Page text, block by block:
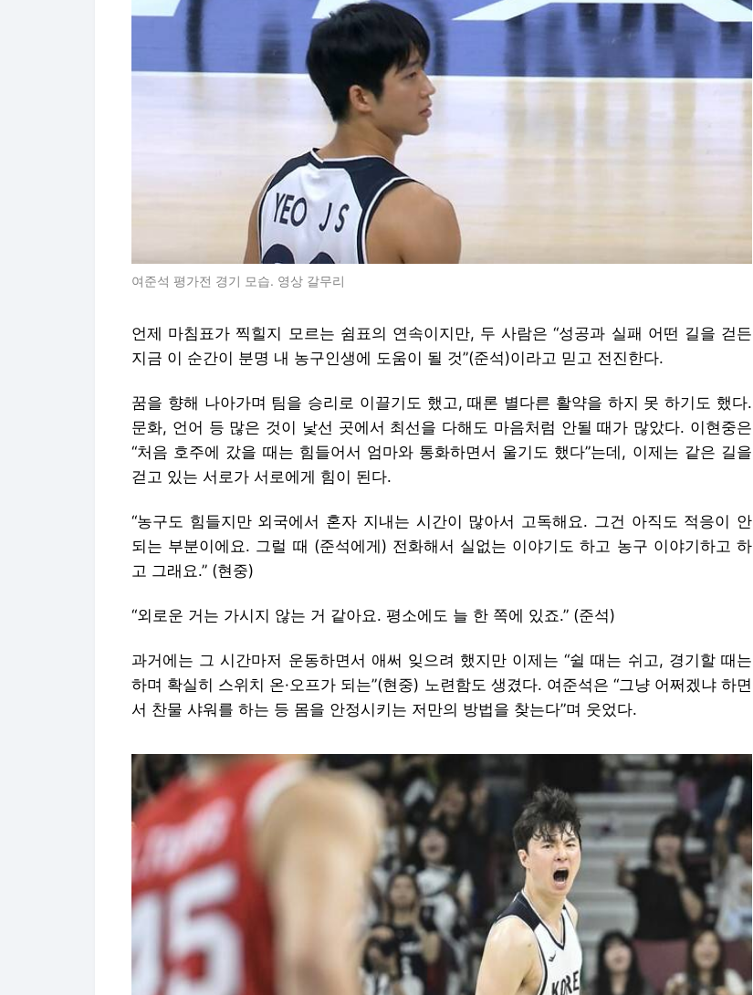
여준석 평가전 경기 모습. 영상 갈무리
언제 마침표가 찍힐지 모르는 쉼표의 연속이지만, 두 사람은 “성공과 실패 어떤 길을 걷든
지금 이 순간이 분명 내 농구인생에 도움이 될 것”(준석)이라고 믿고 전진한다.
꿈을 향해 나아가며 팀을 승리로 이끌기도 했고, 때론 별다른 활약을 하지 못 하기도 했다.
문화, 언어 등 많은 것이 낯선 곳에서 최선을 다해도 마음처럼 안될 때가 많았다. 이현중은
“처음 호주에 갔을 때는 힘들어서 엄마와 통화하면서 울기도 했다”는데, 이제는 같은 길을
걷고 있는 서로가 서로에게 힘이 된다.
“농구도 힘들지만 외국에서 혼자 지내는 시간이 많아서 고독해요. 그건 아직도 적응이 안
되는 부분이에요. 그럴 때 (준석에게) 전화해서 실없는 이야기도 하고 농구 이야기하고 하
고 그래요.” (현중)
“외로운 거는 가시지 않는 거 같아요. 평소에도 늘 한 쪽에 있죠.” (준석)
과거에는 그 시간마저 운동하면서 애써 잊으려 했지만 이제는 “쉴 때는 쉬고, 경기할 때는
하며 확실히 스위치 온·오프가 되는”(현중) 노련함도 생겼다. 여준석은 “그냥 어쩌겠냐 하면
서 찬물 샤워를 하는 등 몸을 안정시키는 저만의 방법을 찾는다”며 웃었다.